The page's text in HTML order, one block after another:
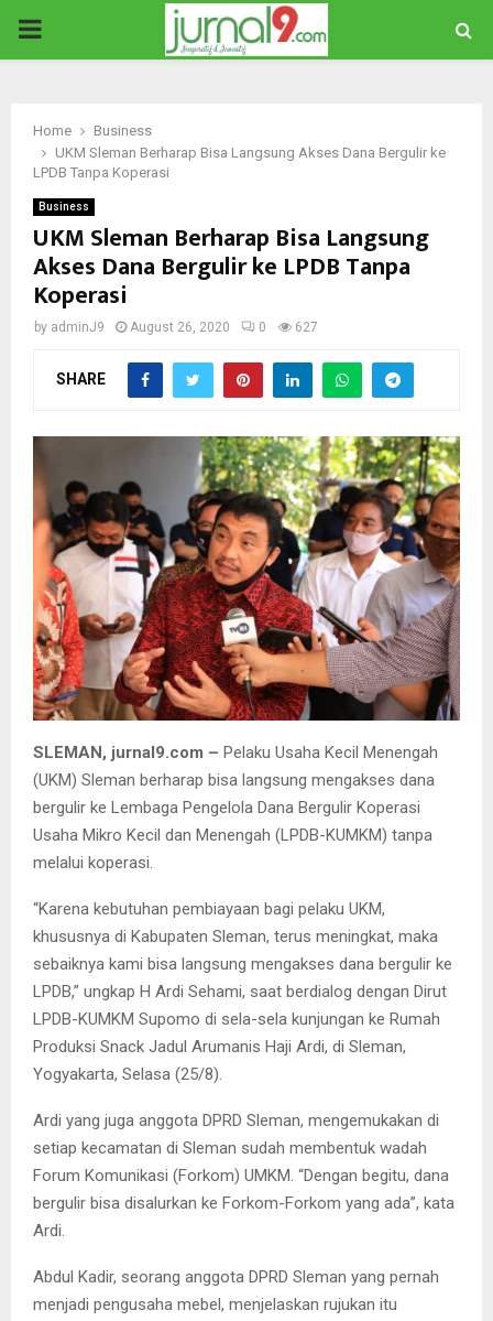
PRIMARY
Home
Business
UKM Sleman Berharap Bisa Langsung Akses Dana Bergulir ke
LPDB Tanpa Koperasi
Business
UKM Sleman Berharap Bisa Langsung
Akses Dana Bergulir ke LPDB Tanpa
Koperasi
by adminJ9 August 26, 2020 0 627
SHARE
SLEMAN, jurnal9.com – Pelaku Usaha Kecil Menengah
(UKM) Sleman berharap bisa langsung mengakses dana
bergulir ke Lembaga Pengelola Dana Bergulir Koperasi
Usaha Mikro Kecil dan Menengah (LPDB-KUMKM) tanpa
melalui koperasi.
“Karena kebutuhan pembiayaan bagi pelaku UKM,
khususnya di Kabupaten Sleman, terus meningkat, maka
sebaiknya kami bisa langsung mengakses dana bergulir ke
LPDB,” ungkap H Ardi Sehami, saat berdialog dengan Dirut
LPDB-KUMKM Supomo di sela-sela kunjungan ke Rumah
Produksi Snack Jadul Arumanis Haji Ardi, di Sleman,
Yogyakarta, Selasa (25/8).
Ardi yang juga anggota DPRD Sleman, mengemukakan di
setiap kecamatan di Sleman sudah membentuk wadah
Forum Komunikasi (Forkom) UMKM. “Dengan begitu, dana
bergulir bisa disalurkan ke Forkom-Forkom yang ada”, kata
Ardi.
Abdul Kadir, seorang anggota DPRD Sleman yang pernah
menjadi pengusaha mebel, menjelaskan rujukan itu